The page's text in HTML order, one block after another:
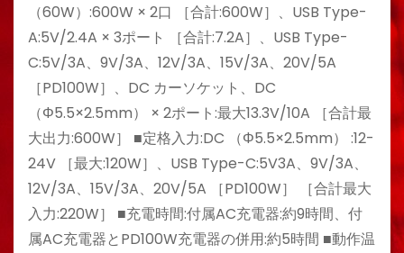
（60W）:600W × 2口 ［合計:600W］、USB Type-
A:5V/2.4A × 3ポート ［合計:7.2A］、USB Type-
C:5V/3A、9V/3A、12V/3A、15V/3A、20V/5A
［PD100W］、DC カーソケット、DC
（Φ5.5×2.5mm） × 2ポート:最大13.3V/10A ［合計最
大出力:600W］ ■定格入力:DC （Φ5.5×2.5mm） :12-
24V ［最大:120W］、USB Type-C:5V3A、9V/3A、
12V/3A、15V/3A、20V/5A ［PD100W］ ［合計最大
入力:220W］ ■充電時間:付属AC充電器:約9時間、付
属AC充電器とPD100W充電器の併用:約5時間 ■動作温